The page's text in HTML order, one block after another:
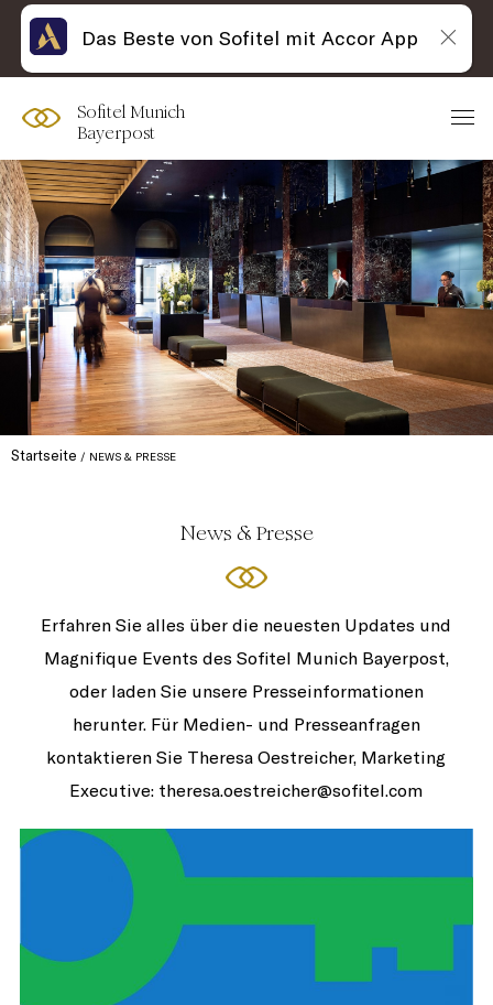
Sofitel Munich
Bayerpost
Startseite NEWS & PRESSE
News & Presse
Erfahren Sie alles über die neuesten Updates und
Magnifique Events des Sofitel Munich Bayerpost,
oder laden Sie unsere Presseinformationen
herunter. Für Medien- und Presseanfragen
kontaktieren Sie Theresa Oestreicher, Marketing
Executive: theresa.oestreicher@sofitel.com
Das Beste von Sofitel mit Accor App